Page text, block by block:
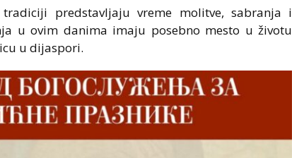
predstavljaju vreme molitve, sabranja i
u ovim danima imaju posebno mesto u životu
u dijaspori.